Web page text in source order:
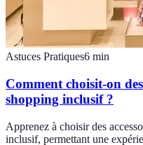
Astuces Pratiques6 min
Comment choisit-on
shopping inclusif ?
Apprenez à choisir des
inclusif, permettant une